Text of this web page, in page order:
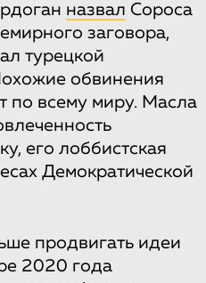
назвал Сороса
заговора,
турецкой
обвинения
по всему миру. Масла
его лоббистская
Демократической
продвигать идеи
2020 года